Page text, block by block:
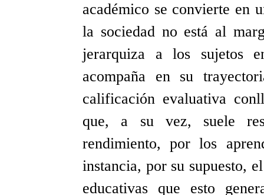
académico se convierte en
la sociedad no está al
jerarquiza a los sujetos
acompaña en su
calificación evaluativa
que, a su vez, suele
rendimiento, por los
instancia, por su supuesto,
educativas que esto